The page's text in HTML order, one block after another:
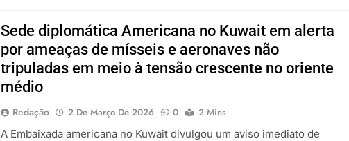
Sede diplomática Americana no Kuwait em alerta
por ameaças de mísseis e aeronaves não
tripuladas em meio à tensão crescente no oriente
médio
Redação 2 De Março De 2026 0
2 Mins
A Embaixada americana no Kuwait divulgou um aviso imediato de